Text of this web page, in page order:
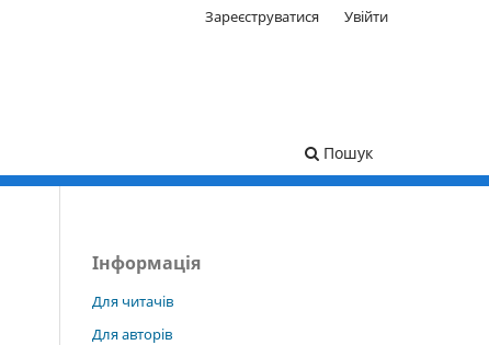
Пошук
Зареєструватися Увійти
Інформація
Для читачів
Для авторів